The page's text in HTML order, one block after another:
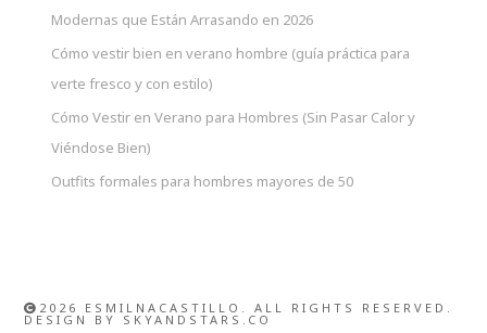
Modernas que Están Arrasando en 2026
Cómo vestir bien en verano hombre (guía práctica para
verte fresco y con estilo)
Cómo Vestir en Verano para Hombres (Sin Pasar Calor y
Viéndose Bien)
Outfits formales para hombres mayores de 50
2026 ESMILNACASTILLO. ALL RIGHTS RESERVED.
DESIGN BY SKYANDSTARS.CO